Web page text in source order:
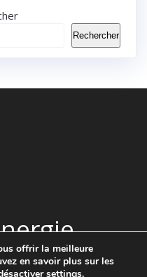
Rechercher
WordPress et le thème
offrir la meilleure
en savoir plus sur les
settings.